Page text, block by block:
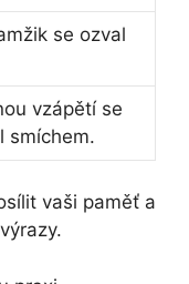
se ozval
vzápětí se
smíchem.
vaši paměť a